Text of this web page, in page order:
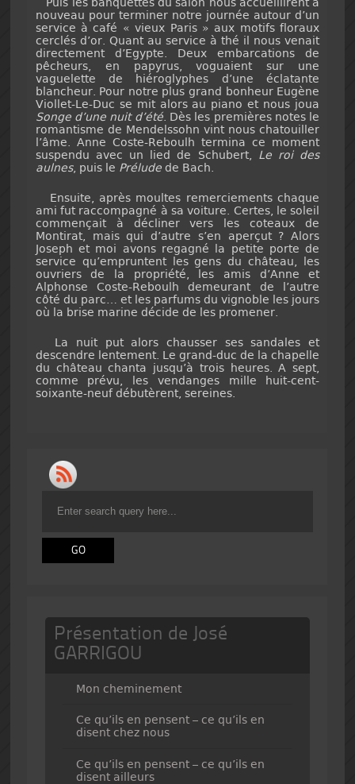
nouveau pour terminer notre journée autour d’un
service à café « vieux Paris » aux motifs floraux
cerclés d’or. Quant au service à thé il nous venait
directement d’Egypte. Deux embarcations de
pêcheurs, en papyrus, voguaient sur une
vaguelette de hiéroglyphes d’une éclatante
blancheur. Pour notre plus grand bonheur Eugène
Viollet-Le-Duc se mit alors au piano et nous joua
Songe d’une nuit d’été. Dès les premières notes le
romantisme de Mendelssohn vint nous chatouiller
l’âme. Anne Coste-Reboulh termina ce moment
suspendu avec un lied de Schubert, Le roi des
aulnes, puis le Préludede Bach.
Ensuite, après moultes remerciements chaque
ami fut raccompagné à sa voiture. Certes, le soleil
commençait à décliner vers les coteaux de
Montirat, mais qui d’autre s’en aperçut ? Alors
Joseph et moi avons regagné la petite porte de
service qu’empruntent les gens du château, les
ouvriers de la propriété, les amis d’Anne et
Alphonse Coste-Reboulh demeurant de l’autre
côté du parc… et les parfums du vignoble les jours
où la brise marine décide de les promener.
La nuit put alors chausser ses sandales et
descendre lentement. Le grand-duc de la chapelle
du château chanta jusqu’à trois heures. A sept,
comme prévu, les vendanges mille huit-cent-
soixante-neuf débutèrent, sereines.
Présentation de José
GARRIGOU
Mon cheminement
Ce qu’ils en pensent – ce qu’ils en
disent chez nous
Ce qu’ils en pensent – ce qu’ils en
disent ailleurs